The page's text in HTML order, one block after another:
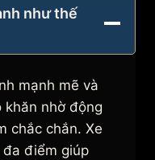
như thế
mạnh mẽ và
nhờ động
chắc chắn. Xe
điểm giúp